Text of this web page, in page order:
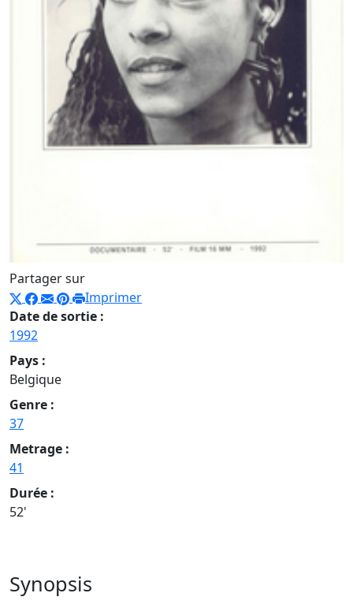
Partager sur
Imprimer
Date de sortie :
1992
Pays :
Belgique
Genre :
37
Metrage :
41
Durée :
52'
Synopsis